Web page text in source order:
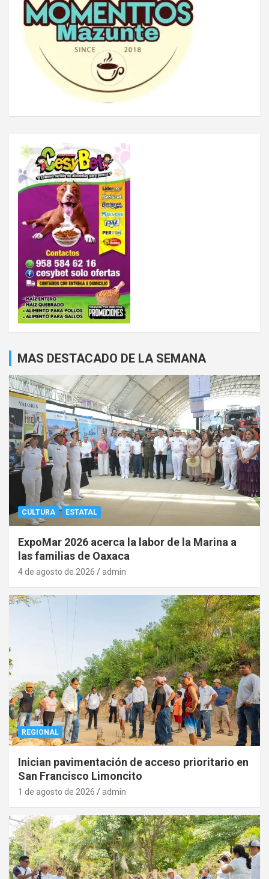
MAS DESTACADO DE LA SEMANA
CULTURA ESTATAL
ExpoMar 2026 acerca la labor de la Marina a
las familias de Oaxaca
4 de agosto de 2026 admin
REGIONAL
Inician pavimentación de acceso prioritario en
San Francisco Limoncito
1 de agosto de 2026 admin